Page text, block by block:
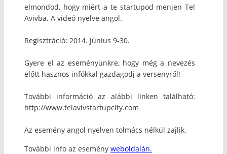
elmondod, hogy miért a te startupod menjen Tel
Avivba. A videó nyelve angol.
Regisztráció: 2014. június 9-30.
Gyere el az eseményünkre, hogy még a nevezés
előtt hasznos infókkal gazdagodj a versenyről!
További információ az alábbi linken található:
http://www.telavivstartupcity.com
Az esemény angol nyelven tolmács nélkül zajlik.
További info az esemény weboldalán.